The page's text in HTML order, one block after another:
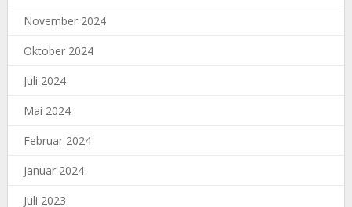
November 2024
Oktober 2024
Juli 2024
Mai 2024
Februar 2024
Januar 2024
Juli 2023